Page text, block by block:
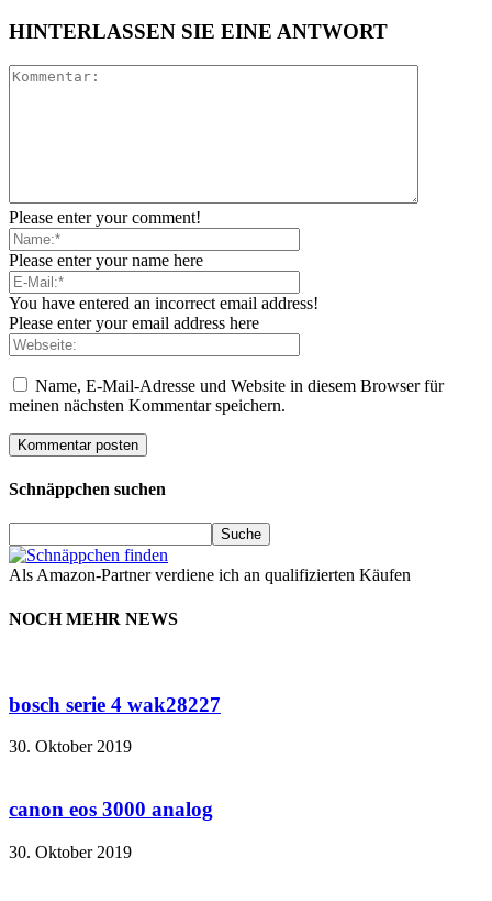
HINTERLASSEN SIE EINE ANTWORT
Please enter your comment!
Please enter your name here
You have entered an incorrect email address!
Please enter your email address here
Name, E-Mail-Adresse und Website in diesem Browser für
meinen nächsten Kommentar speichern.
Schnäppchen suchen
Als Amazon-Partner verdiene ich an qualifizierten Käufen
NOCH MEHR NEWS
bosch serie 4 wak28227
30. Oktober 2019
canon eos 3000 analog
30. Oktober 2019